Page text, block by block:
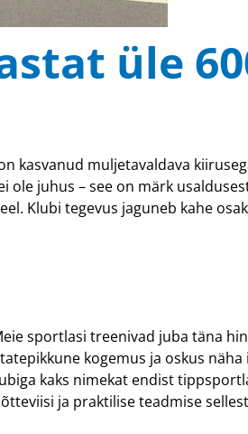
üle
kasvanud muljetavaldava
ole juhus – see on märk
Klubi tegevus jaguneb kahe
sportlasi treenivad juba täna
kogemus ja oskus
kaks nimekat endist
ja praktilise teadmise